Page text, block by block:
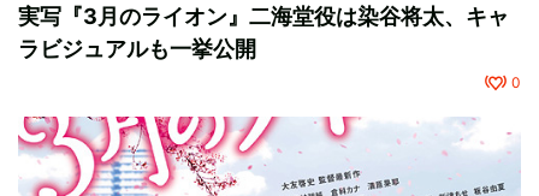
実写『3月のライオン』二海堂役は染谷将太、キャ
ラビジュアルも一挙公開
0